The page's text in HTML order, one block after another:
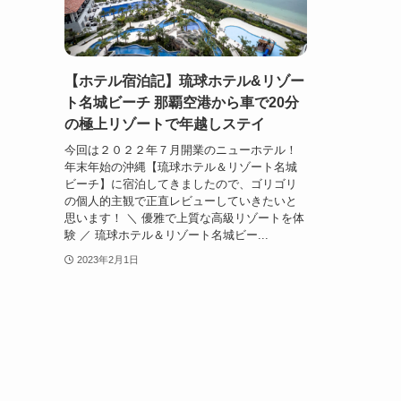
【ホテル宿泊記】琉球ホテル&リゾー
ト名城ビーチ 那覇空港から車で20分
の極上リゾートで年越しステイ
今回は２０２２年７月開業のニューホテル！
年末年始の沖縄【琉球ホテル＆リゾート名城
ビーチ】に宿泊してきましたので、ゴリゴリ
の個人的主観で正直レビューしていきたいと
思います！ ＼ 優雅で上質な高級リゾートを体
験 ／ 琉球ホテル＆リゾート名城ビー...
2023年2月1日